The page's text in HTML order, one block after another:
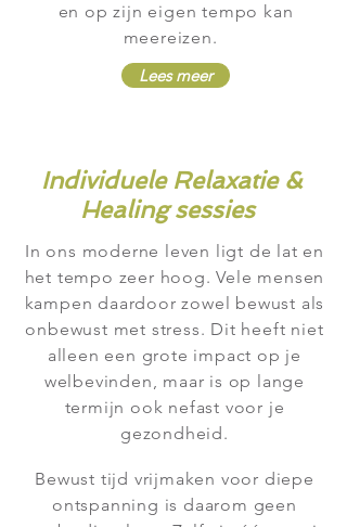
en op zijn eigentempo kan
meereizen.
Lees meer
Individuele Relaxatie &
Healing sessies
In ons moderne leven ligt de lat en
het tempo zeer hoog. Vele mensen
kampen daardoor zowel bewust als
onbewust met stress. Dit heeft niet
alleen een grote impact op je
welbevinden, maar is op lange
termijn ook nefast voor je
gezondheid.
Bewust tijd vrijmaken voor diepe
ontspanning is daarom geen